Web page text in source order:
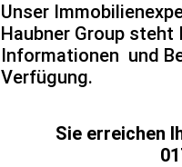
Unser
Haubner Group
Informationen und
Verfügung.
Sie erreichen